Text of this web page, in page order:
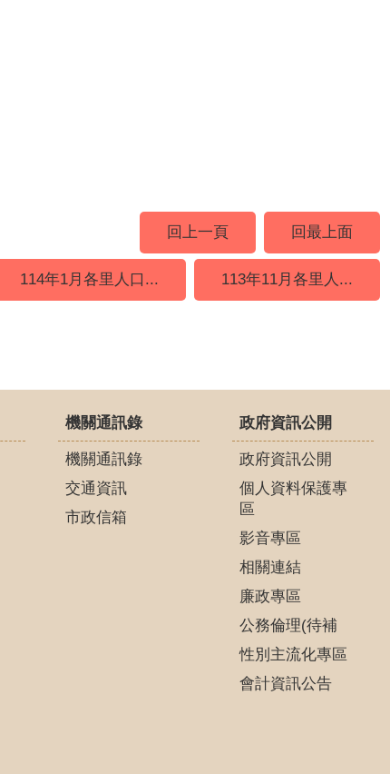
回上一頁
回最上面
114年1月各里人口... 113年11月各里人...
機關通訊錄
機關通訊錄
交通資訊
市政信箱
政府資訊公開
政府資訊公開
個人資料保護專
區
影音專區
相關連結
廉政專區
公務倫理(待補
性別主流化專區
會計資訊公告